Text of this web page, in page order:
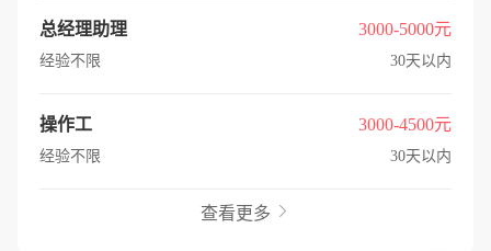
总经理助理 3000-5000元
经验不限 30天以内
操作工 3000-4500元
经验不限 30天以内
查看更多 